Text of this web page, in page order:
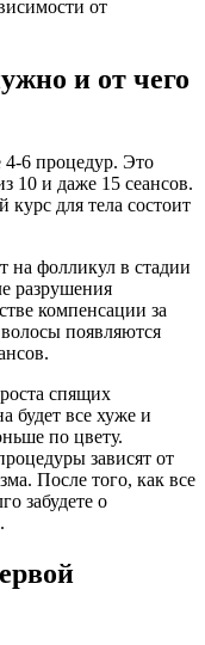
от
и от чего
4-6 процедур. Это
10 и даже 15 сеансов.
для тела состоит
на фолликул в стадии
разрушения
компенсации за
появляются
спящих
будет все хуже и
по цвету.
зависят от
После того, как все
забудете о